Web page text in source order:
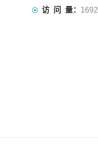
访 问 量： 1692